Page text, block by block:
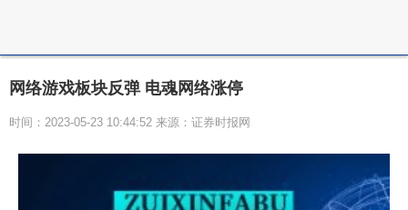
网络游戏板块反弹 电魂网络涨停
时间：2023-05-23 10:44:52 来源：证券时报网